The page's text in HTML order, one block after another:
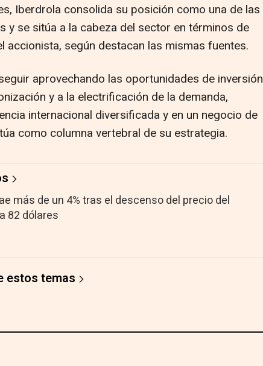
Iberdrola consolida su posición como una de las
y se sitúa a la cabeza del sector en términos de
accionista, según destacan las mismas fuentes.
aprovechando las oportunidades de inversión
y a la electrificación de la demanda,
internacional diversificada y en un negocio de
como columna vertebral de su estrategia.
más de un 4% tras el descenso del precio del
82 dólares
estos temas